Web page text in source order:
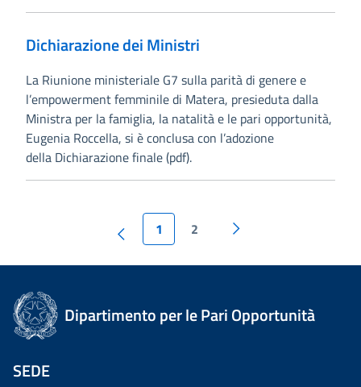
Dichiarazione dei Ministri
La Riunione ministeriale G7 sulla parità di genere e
l’empowerment femminile di Matera, presieduta dalla
Ministra per la famiglia, la natalità e le pari opportunità,
Eugenia Roccella, si è conclusa con l’adozione
della Dichiarazione finale (pdf).
1 2
Dipartimento per le Pari Opportunità
SEDE